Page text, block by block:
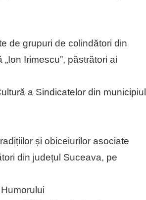
de grupuri de colindători din
Irimescu”, păstrători ai
a Sindicatelor din municipiul
și obiceiurilor asociate
din județul Suceava, pe